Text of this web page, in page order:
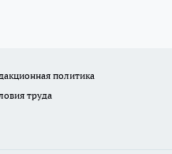
политика
труда